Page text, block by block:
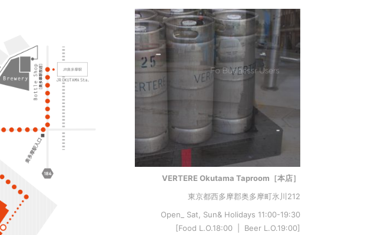
VERTERE Okutama Taproom［本店］
東京都西多摩郡奥多摩町氷川212
Open_ Sat, Sun& Holidays 11:00-19:30
[Food L.O.18:00 | Beer L.O.19:00]